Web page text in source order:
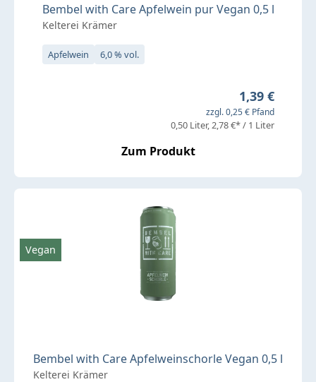
Bembel with Care Apfelwein pur Vegan 0,5 l
Kelterei Krämer
Apfelwein 6,0 % vol.
Regulärer
1,39 €
zzgl. 0,25 € Pfand
0,50 Liter 2,78 €* / 1 Liter
Zum Produkt
Bembel with Care Apfelweinschorle Vegan 0,5 l
Kelterei Krämer
Vegan